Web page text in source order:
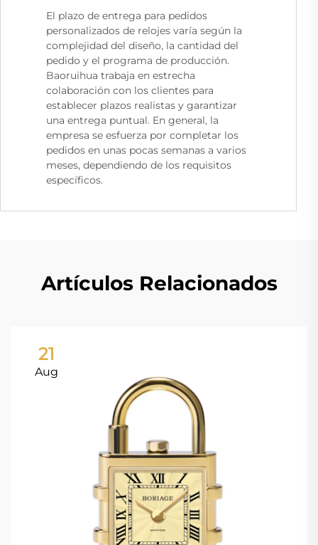
El plazo de entrega para pedidos
personalizados de relojes varía según la
complejidad del diseño, la cantidad del
pedido y el programa de producción.
Baoruihua trabaja en estrecha
colaboración con los clientes para
establecer plazos realistas y garantizar
una entrega puntual. En general, la
empresa se esfuerza por completar los
pedidos en unas pocas semanas a varios
meses, dependiendo de los requisitos
específicos.
Artículos Relacionados
21
Aug